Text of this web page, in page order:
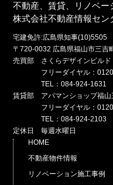
不動産、賃貸、リノベー
株式会社不動産情報セン
宅建免許:広島県知事(10)5505
〒720-0032 広島県福山市三吉
売買部 さくらデザインビルド
フリーダイヤル：0120-
TEL：084-924-1631
賃貸部 アパマンショップ福山
フリーダイヤル：0120-
TEL：084-924-2103
定休日 毎週水曜日
HOME
不動産物件情報
リノベーション施工事例